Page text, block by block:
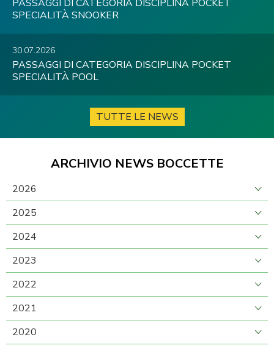
PASSAGGI DI CATEGORIA DISCIPLINA POCKET
SPECIALITÀ SNOOKER
30.07.2026
PASSAGGI DI CATEGORIA DISCIPLINA POCKET
SPECIALITÀ POOL
TUTTE LE NEWS
ARCHIVIO NEWS BOCCETTE
2026
2025
2024
2023
2022
2021
2020